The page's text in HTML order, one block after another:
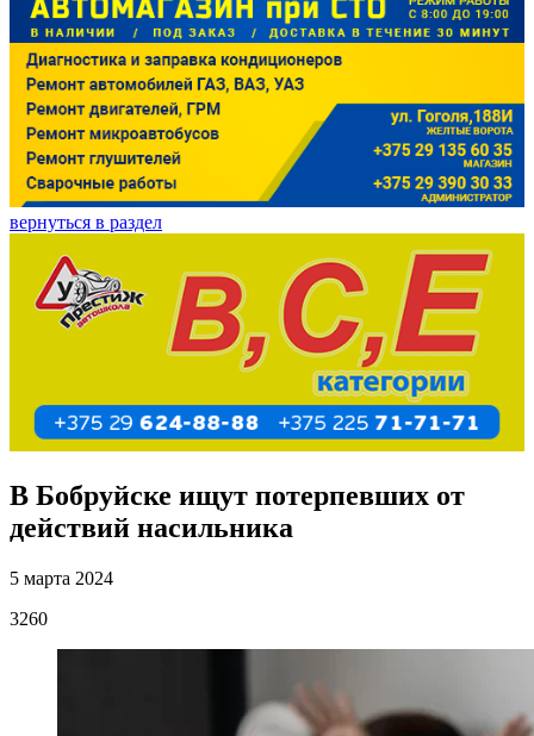
вернуться в раздел
В Бобруйске ищут потерпевших от
действий насильника
5 марта 2024
3260